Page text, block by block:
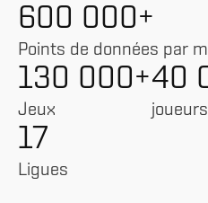
600 000+
Points de données par
130 000+
Jeux
40
joueurs
17
Ligues